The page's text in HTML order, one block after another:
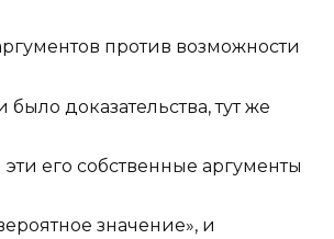
против возможности
было доказательства, тут же
эти его собственные аргументы
значение», и